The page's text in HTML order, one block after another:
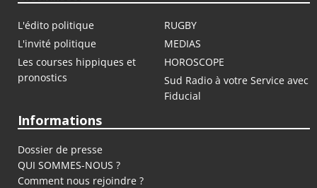
L'édito politique
RUGBY
L'invité politique
MEDIAS
Les courses hippiques et
pronostics
HOROSCOPE
Sud Radio à votre Service avec
Fiducial
Informations
Dossier de presse
QUI SOMMES-NOUS ?
Comment nous rejoindre ?